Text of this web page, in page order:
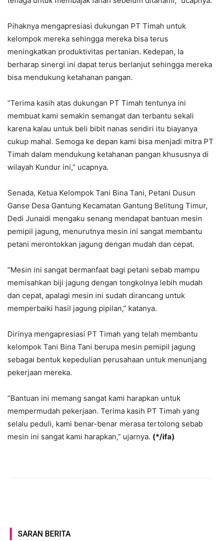
Pihaknya mengapresiasi dukungan PT Timah untuk
kelompok mereka sehingga mereka bisa terus
meningkatkan produktivitas pertanian. Kedepan, Ia
berharap sinergi ini dapat terus berlanjut sehingga mereka
bisa mendukung ketahanan pangan.
“Terima kasih atas dukungan PT Timah tentunya ini
membuat kami semakin semangat dan terbantu sekali
karena kalau untuk beli bibit nanas sendiri itu biayanya
cukup mahal. Semoga ke depan kami bisa menjadi mitra PT
Timah dalam mendukung ketahanan pangan khususnya di
wilayah Kundur ini,” ucapnya.
Senada, Ketua Kelompok Tani Bina Tani, Petani Dusun
Ganse Desa Gantung Kecamatan Gantung Belitung Timur,
Dedi Junaidi mengaku senang mendapat bantuan mesin
pemipil jagung, menurutnya mesin ini sangat membantu
petani merontokkan jagung dengan mudah dan cepat.
“Mesin ini sangat bermanfaat bagi petani sebab mampu
memisahkan biji jagung dengan tongkolnya lebih mudah
dan cepat, apalagi mesin ini sudah dirancang untuk
memperbaiki hasil jagung pipilan,” katanya.
Dirinya mengapresiasi PT Timah yang telah membantu
kelompok Tani Bina Tani berupa mesin pemipil jagung
sebagai bentuk kepedulian perusahaan untuk menunjang
pekerjaan mereka.
“Bantuan ini memang sangat kami harapkan untuk
mempermudah pekerjaan. Terima kasih PT Timah yang
selalu peduli, kami benar-benar merasa tertolong sebab
mesin ini sangat kami harapkan,” ujarnya. (*/ifa)
SARAN BERITA